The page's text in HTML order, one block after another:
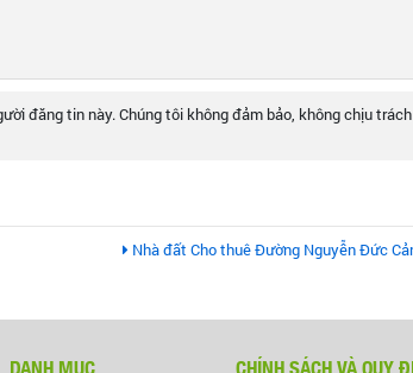
đăng tin này. Chúng tôi không đảm bảo, không chịu
Nhà đất Cho thuê Đường Nguyễn Đức